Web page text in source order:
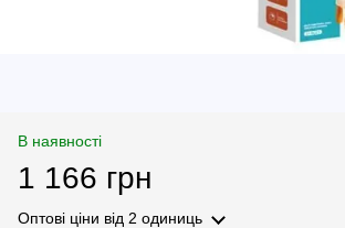
В наявності
1 166 грн
Оптові ціни від 2 одиниць